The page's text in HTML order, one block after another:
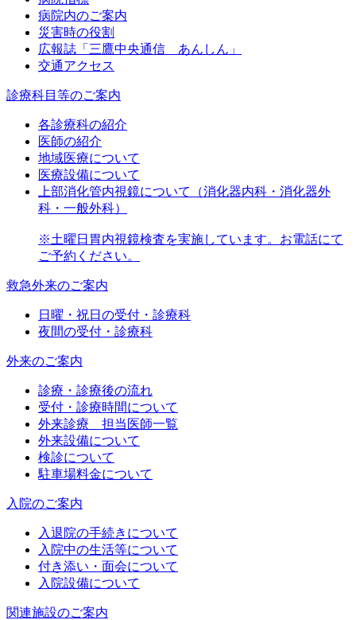
病院内のご案内
災害時の役割
広報誌「三鷹中央通信 あんしん」
交通アクセス
診療科目等のご案内
各診療科の紹介
医師の紹介
地域医療について
医療設備について
上部消化管内視鏡について（消化器内科・消化器外
科・一般外科）
※土曜日胃内視鏡検査を実施しています。お電話にて
ご予約ください。
救急外来のご案内
日曜・祝日の受付・診療科
夜間の受付・診療科
外来のご案内
診療・診療後の流れ
受付・診療時間について
外来診療 担当医師一覧
外来設備について
検診について
駐車場料金について
入院のご案内
入退院の手続きについて
入院中の生活等について
付き添い・面会について
入院設備について
関連施設のご案内